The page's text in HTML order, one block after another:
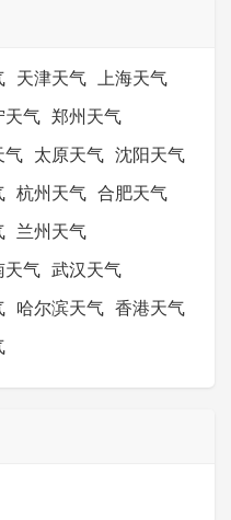
天津天气 上海天气
天气 郑州天气
气 太原天气 沈阳天气
杭州天气 合肥天气
兰州天气
天气 武汉天气
哈尔滨天气 香港天气